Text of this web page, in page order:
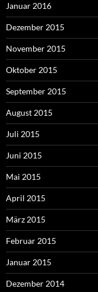
Januar 2016
Dezember 2015
November 2015
Oktober 2015
September 2015
August 2015
Juli 2015
Juni 2015
Mai 2015
April 2015
März 2015
Februar 2015
Januar 2015
Dezember 2014